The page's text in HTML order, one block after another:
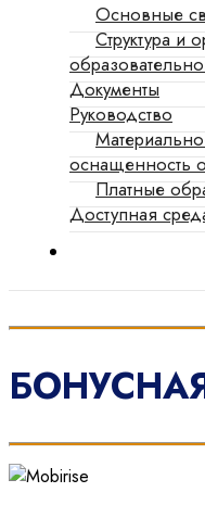
Основные
Структура и
Документы
Руководство
оснащенность
Платные
Доступная